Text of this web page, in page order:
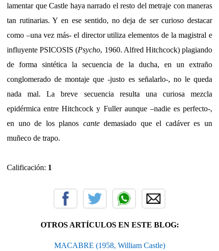
lamentar que Castle haya narrado el resto del metraje con maneras
tan rutinarias. Y en ese sentido, no deja de ser curioso destacar
como –una vez más- el director utiliza elementos de la magistral e
influyente PSICOSIS (Psycho, 1960. Alfred Hitchcock) plagiando
de forma sintética la secuencia de la ducha, en un extraño
conglomerado de montaje que -justo es señalarlo-, no le queda
nada mal. La breve secuencia resulta una curiosa mezcla
epidérmica entre Hitchcock y Fuller aunque –nadie es perfecto-,
en uno de los planos cantedemasiado que el cadáver es un
muñeco de trapo.
Calificación: 1
OTROS ARTÍCULOS EN ESTE BLOG:
MACABRE (1958, William Castle)